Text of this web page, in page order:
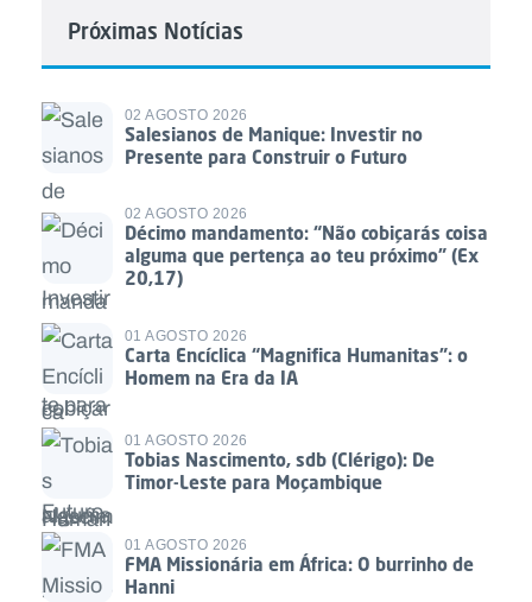
Próximas Notícias
02 AGOSTO 2026
Salesianos de Manique: Investir no
Presente para Construir o Futuro
02 AGOSTO 2026
Décimo mandamento: “Não cobiçarás coisa
alguma que pertença ao teu próximo” (Ex
20,17)
01 AGOSTO 2026
Carta Encíclica “Magnifica Humanitas”: o
Homem na Era da IA
01 AGOSTO 2026
Tobias Nascimento, sdb (Clérigo): De
Timor-Leste para Moçambique
01 AGOSTO 2026
FMA Missionária em África: O burrinho de
Hanni